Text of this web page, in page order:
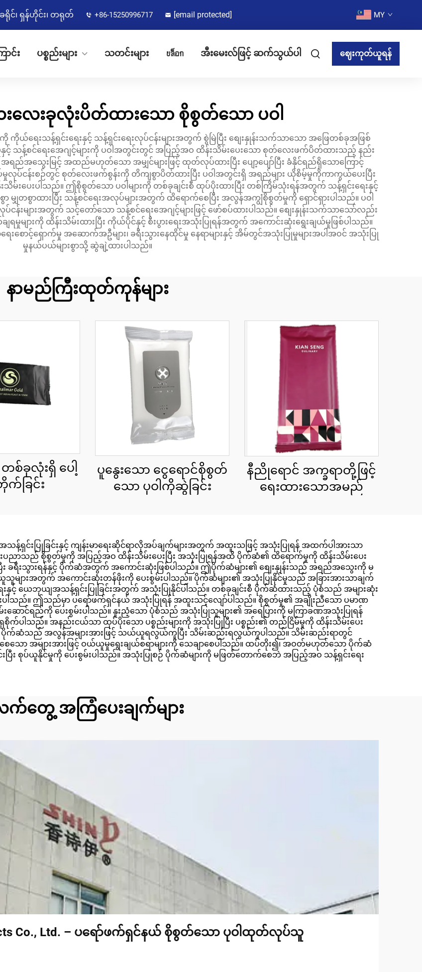
ရိုင်၊ ရှန်ဟိုင်း၊ တရုတ် +86-15250996717 [email protected] MY
ာင်း ပစ္စည်းများ သတင်းများ บล็อก အီးမေးလ်ဖြင့် ဆက်သွယ်ပါ ဈေးကုတ်ယူရန်
းလေးခုလုံးပိတ်ထားသော စိုစွတ်သော ပဝါ
ရေးသန့်ရှင်းရေးနှင့် သန့်ရှင်းရေးလုပ်ငန်းများအတွက် စွဲမြဲပြီး စျေးနှုန်းသက်သာသော အဖြေတစ်ခုအဖြစ်
သန့်စင်ရေးအေဂျင့်များကို ပဝါအတွင်းတွင် အပြည့်အဝ ထိန်းသိမ်းပေးသော စုတ်လေးဖက်ပိတ်ထားသည့် နည်း
ေးမြင့် အထည်မဟုတ်သော အမျှင်များဖြင့် ထုတ်လုပ်ထားပြီး ပျော့ပျော်ပြီး ခံနိုင်ရည်ရှိသောကြောင့်
ငန်းစဉ်တွင် စုတ်လေးဖက်စွန်းကို တိကျစွာပိတ်ထားပြီး ပဝါအတွင်းရှိ အရည်များ ယိုစိမ့်မှုကိုကာကွယ်ပေးပြီး
းပါသည်။ ဤစိုစွတ်သော ပဝါများကို တစ်ခုချင်းစီ ထုပ်ပိုးထားပြီး တစ်ကြိမ်သုံးရန်အတွက် သန့်ရှင်းရေးနှင့်
ျှတစွာထားပြီး သန့်စင်ရေးအလုပ်များအတွက် ထိရောက်စေပြီး အလွန်အကျွံစိုစွတ်မှုကို ရှောင်ရှားပါသည်။ ပဝါ
ငန်းများအတွက် သင့်တော်သော သန့်စင်ရေးအေဂျင့်များဖြင့် ဖော်စပ်ထားပါသည်။ စျေးနှုန်းသက်သာသော်လည်း
ျားကို ထိန်းသိမ်းထားပြီး ကိုယ်ပိုင်နှင့် စီးပွားရေးအသုံးပြုရန်အတွက် အကောင်းဆုံးရွေးချယ်မှုဖြစ်ပါသည်။
စောင့်ရှောက်မှု အဆောက်အဦများ၊ ခရီးသွားနေထိုင်မှု နေရာများနှင့် အိမ်တွင်အသုံးပြုမှုများအပါအဝင် အသုံးပြု
မှုနယ်ပယ်များစွာသို့ ဆွဲချဲ့ထားပါသည်။
နာမည်ကြီးထုတ်ကုန်များ
စ်ခုလုံးရှိ ပေါ့
ခြင်း
ပူနွေးသော ငွေရောင်စိုစွတ်
သော ပုဝါကိုဆွဲခြင်း
နီညိုရောင် အက္ခရာတို့ဖြင့်
ရေးထားသောအမည်
င်းပြုခြင်းနှင့် ကျန်းမာရေးဆိုင်ရာလိုအပ်ချက်များအတွက် အထူးသဖြင့် အသုံးပြုရန် အထက်ပါအားသာ
ည်းပညာသည် စိုစွတ်မှုကို အပြည့်အဝ ထိန်းသိမ်းပေးပြီး အသုံးပြုရန်အထိ ပိုက်ဆံ၏ ထိရောက်မှုကို ထိန်းသိမ်းပေး
းသွားရန်နှင့် ပိုက်ဆံအတွက် အကောင်းဆုံးဖြစ်ပါသည်။ ဤပိုက်ဆံများ၏ စျေးနှုန်းသည် အရည်အသွေးကို မ
များအတွက် အကောင်းဆုံးတန်ဖိုးကို ပေးစွမ်းပါသည်။ ပိုက်ဆံများ၏ အသုံးပြုနိုင်မှုသည် အခြားအားသာချက်
ရေးနှင့် ယေဘုယျအသန့်ရှင်းပြုခြင်းအတွက် အသုံးပြုနိုင်ပါသည်။ တစ်ခုချင်းစီ ပိုက်ဆံထားသည့် ပုံစံသည် အများဆုံး
းပါသည်။ ဤသည်မှာ ပရော်ဖက်ရှင်နယ် အသုံးပြုရန် အထူးသင့်လျော်ပါသည်။ စိုစွတ်မှု၏ အချိုးညီသော ပမာဏ
ာင်ရည်ကို ပေးစွမ်းပါသည်။ နူးညံ့သော ပုံစံသည် အသုံးပြုသူများ၏ အရေပြားကို မကြာခဏအသုံးပြုရန်
ပါသည်။ အနည်းငယ်သာ ထုပ်ပိုးသော ပစ္စည်းများကို အသုံးပြုပြီး ပစ္စည်း၏ တည်ငြိမ်မှုကို ထိန်းသိမ်းပေး
ပိုက်ဆံသည် အလွန်အများအားဖြင့် သယ်ယူရလွယ်ကူပြီး သိမ်းဆည်းရလွယ်ကူပါသည်။ သိမ်းဆည်းရာတွင်
အများအားဖြင့် ဝယ်ယူမှုရွေးချယ်စရာများကို သေချာစေပါသည်။ ထပ်တိုး၍၊ အဝတ်မဟုတ်သော ပိုက်ဆံ
းပြီး စုပ်ယူနိုင်မှုကို ပေးစွမ်းပါသည်။ အသုံးပြုစဉ် ပိုက်ဆံများကို မဖြတ်တောက်စေဘဲ အပြည့်အဝ သန့်ရှင်းရေး
တွေ့ အကြံပေးချက်များ
Co., Ltd. – ပရော်ဖက်ရှင်နယ် စိုစွတ်သော ပုဝါထုတ်လုပ်သူ